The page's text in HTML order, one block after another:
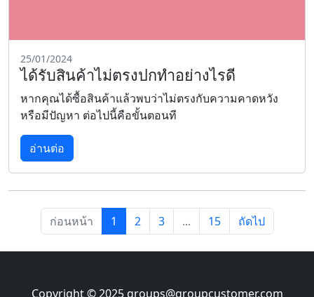
25/01/2024
ได้รับสินค้าไม่ตรงปกทำอย่างไรดี
หากคุณได้ซื้อสินค้าแล้วพบว่าไม่ตรงกับความคาดหวัง
หรือมีปัญหา ต่อไปนี้คือขั้นตอนที
อ่านต่อ
ก่อนหน้า 1 2 3 ... 15 ถัดไป
Copyright © 2025 groups@groupcustomer.com